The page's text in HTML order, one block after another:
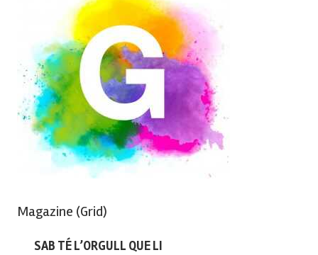
Magazine (Grid)
SAB TÉ L’ORGULL QUE LI